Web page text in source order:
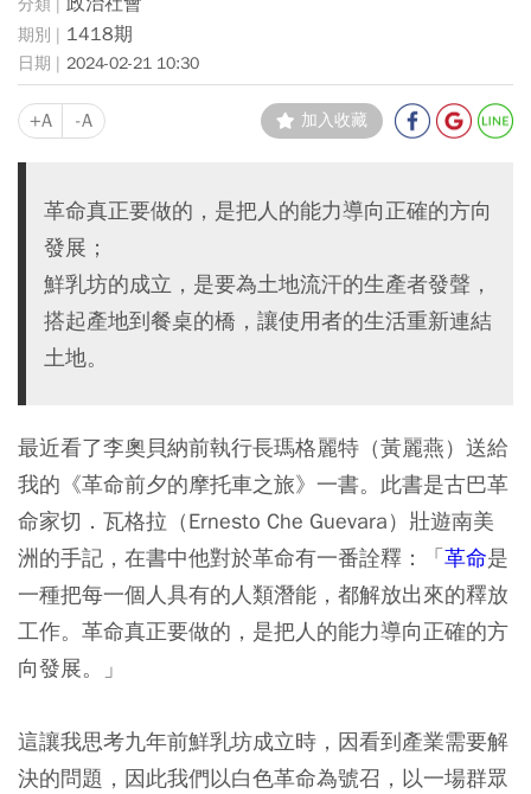
1418期
2024-02-21 10:30
+A -A 加入收藏
革命真正要做的，是把人的能力導向正確的方向
發展；
鮮乳坊的成立，是要為土地流汗的生產者發聲，
搭起產地到餐桌的橋，讓使用者的生活重新連結
土地。
最近看了李奧貝納前執行長瑪格麗特（黃麗燕）送給
我的《革命前夕的摩托車之旅》一書。此書是古巴革
命家切．瓦格拉（Ernesto Che Guevara）壯遊南美
洲的手記，在書中他對於革命有一番詮釋：「革命是
一種把每一個人具有的人類潛能，都解放出來的釋放
工作。革命真正要做的，是把人的能力導向正確的方
向發展。」
這讓我思考九年前鮮乳坊成立時，因看到產業需要解
決的問題，因此我們以白色革命為號召，以一場群眾